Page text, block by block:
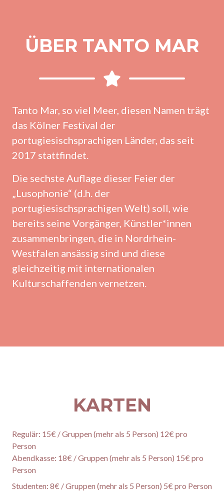
ÜBER TANTO MAR
Tanto Mar, so viel Meer, diesen Namen trägt
das Kölner Festival der
portugiesischsprachigen Länder, das seit
2017 stattfindet.
Die sechste Auflage dieser Feier der
„Lusophonie“ (d.h. der
portugiesischsprachigen Welt) soll, wie
bereits seine Vorgänger, Künstler*innen
zusammenbringen, die in Nordrhein-
Westfalen ansässig sind und diese
gleichzeitig mit internationalen
Kulturschaffenden vernetzen.
KARTEN
Regulär: 15€ / Gruppen (mehr als 5 Person) 12€ pro
Person
Abendkasse: 18€ / Gruppen (mehr als 5 Person) 15€ pro
Person
Studenten: 8€ / Gruppen (mehr als 5 Person) 5€ pro Person